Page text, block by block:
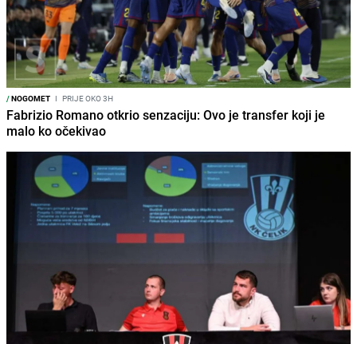
/NOGOMET I PRIJE OKO 3H
Fabrizio Romano otkrio senzaciju: Ovo je transfer koji je
malo ko očekivao